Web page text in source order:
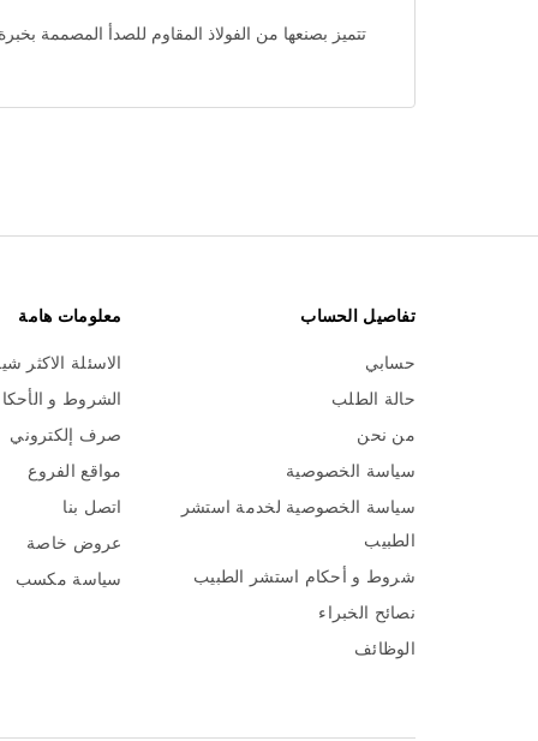
تتميز بصنعها من الفولاذ المقاوم للصدأ المصممة
تفاصيل الحساب
حسابي
حالة الطلب
من نحن
سياسة الخصوصية
سياسة الخصوصية لخدمة استشر
الطبيب
شروط و أحكام استشر الطبيب
نصائح الخبراء
الوظائف
معلومات هامة
الاسئلة الاكثر
الشروط و
صرف إلكتروني
مواقع الفروع
اتصل بنا
عروض خاصة
سياسة مكسب